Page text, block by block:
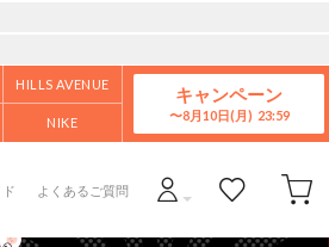
HILLS AVENUE
NIKE
キャンペーン
8月10日(月)
よくあるご質問